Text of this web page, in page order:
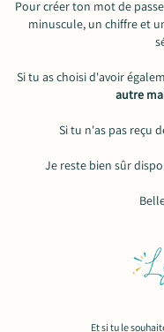
Pour créer ton mot de
minuscule, un chiffre et
Si tu as choisi d'avoir
autre
Si tu n'as pas reçu
Je reste bien sûr
Et si tu le